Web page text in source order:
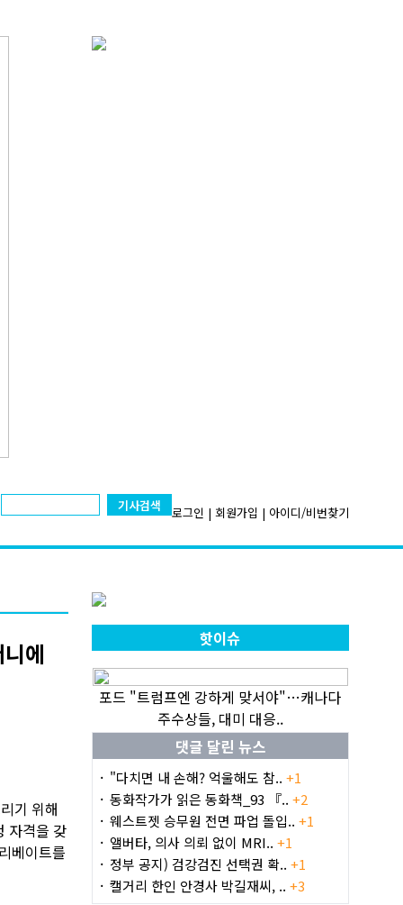
기사검색 로그인 | 회원가입 | 아이디/비번찾기
에
기 위해
자격을 갖
베이트를
핫이슈
포드 "트럼프엔 강하게 맞서야"…캐나다
주수상들, 대미 대응..
댓글 달린 뉴스
"다치면 내 손해? 억울해도 참.. +1
동화작가가 읽은 동화책_93 『.. +2
웨스트젯 승무원 전면 파업 돌입.. +1
앨버타, 의사 의뢰 없이 MRI.. +1
정부 공지) 검강검진 선택권 확.. +1
캘거리 한인 안경사 박길재씨, .. +3